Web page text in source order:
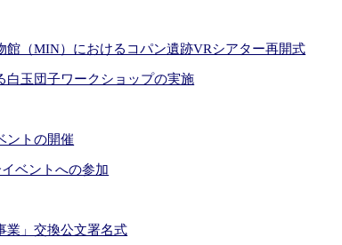
館（MIN）におけるコパン遺跡VRシアター再開式
白玉団子ワークショップの実施
ントの開催
ベントへの参加
業」交換公文署名式